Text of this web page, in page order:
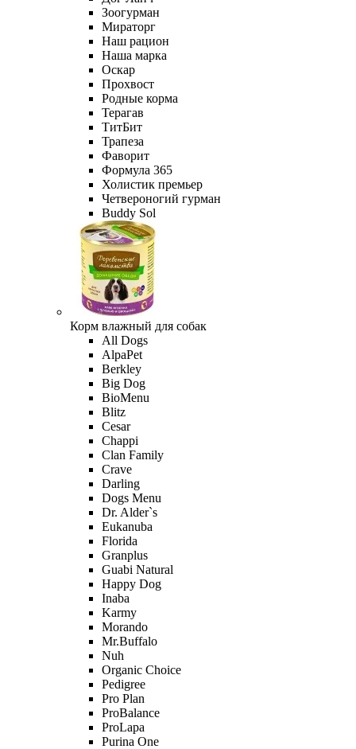
Зоогурман
Мираторг
Наш рацион
Наша марка
Оскар
Прохвост
Родные корма
Терагав
ТитБит
Трапеза
Фаворит
Формула 365
Холистик премьер
Четвероногий гурман
Buddy Sol
Корм влажный для собак
All Dogs
AlpaPet
Berkley
Big Dog
BioMenu
Blitz
Cesar
Chappi
Clan Family
Crave
Darling
Dogs Menu
Dr. Alder`s
Eukanuba
Florida
Granplus
Guabi Natural
Happy Dog
Inaba
Karmy
Morando
Mr.Buffalo
Nuh
Organic Сhoice
Pedigree
Pro Plan
ProBalance
ProLapa
Purina One